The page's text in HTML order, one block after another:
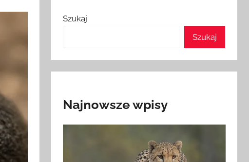
Szukaj
Szukaj
Najnowsze wpisy